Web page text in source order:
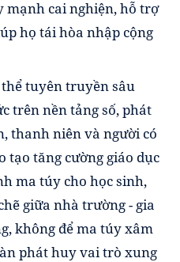
mạnh cai nghiện, hỗ trợ
họ tái hòa nhập cộng
thể tuyên truyền sâu
trên nền tảng số, phát
thanh niên và người có
tạo tăng cường giáo dục
ma túy cho học sinh,
giữa nhà trường - gia
không để ma túy xâm
phát huy vai trò xung